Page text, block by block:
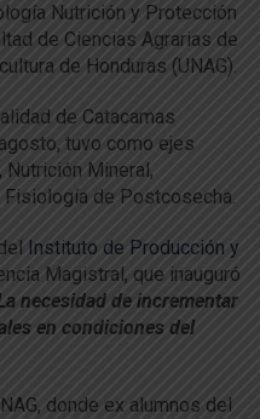
Nutrición y Protección
de Ciencias Agrarias de
de Honduras (UNAG).
de Catacamas
tuvo como ejes
Mineral,
de Postcosecha.
Instituto de Producción y
Magistral, que inauguró
necesidad de incrementar
en condiciones del
donde ex alumnos del